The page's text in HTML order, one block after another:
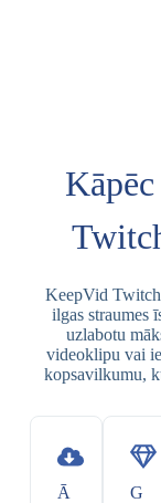
KeepVid
ilgas straumes
uzlabotu
videoklipu vai
kopsavilkumu,
Ā
G